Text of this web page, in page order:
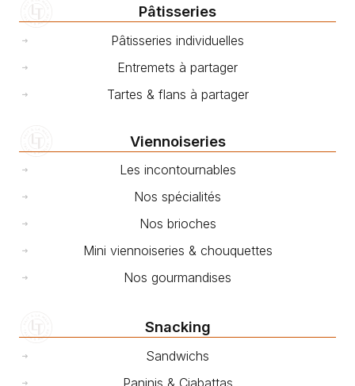
Pâtisseries
Pâtisseries individuelles
Entremets à partager
Tartes & flans à partager
Viennoiseries
Les incontournables
Nos spécialités
Nos brioches
Mini viennoiseries & chouquettes
Nos gourmandises
Snacking
Sandwichs
Paninis & Ciabattas